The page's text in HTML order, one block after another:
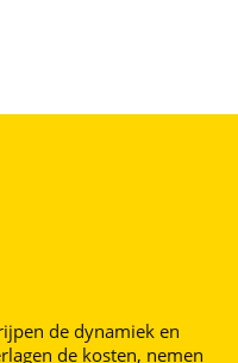
de dynamiek en
de kosten, nemen